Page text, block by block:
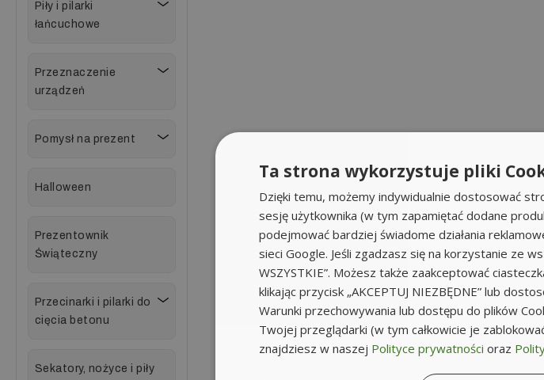
Piły i pilarki
łańcuchowe
Przeznaczenie
urządzeń
Pomysł na prezent
Halloween
Prezentownik
Świąteczny
Przecinarki i pilarki do
cięcia betonu
Sekatory, nożyce i piły
Ta strona wykorzystuje pliki
Dzięki temu, możemy indywidualnie dostosować
sesję użytkownika (w tym zapamiętać dodane
podejmować bardziej świadome działania
sieci Google. Jeśli zgadzasz się na korzystanie ze
WSZYSTKIE”. Możesz także zaakceptować
klikając przycisk „AKCEPTUJ NIEZBĘDNE” lub
Warunki przechowywania lub dostępu do plików
Twojej przeglądarki (w tym całkowicie je
znajdziesz w naszej Polityce prywatności oraz